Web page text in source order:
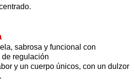
sabrosa y funcional con
regulación
y un cuerpo únicos, con un dulzor